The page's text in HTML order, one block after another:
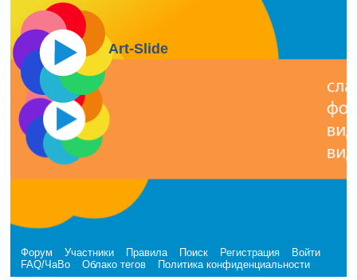
Art-Slide
Форум Участники Правила Поиск Регистрация
Войти
FAQ/ЧаВо
Облако тегов Политика конфиденциальности